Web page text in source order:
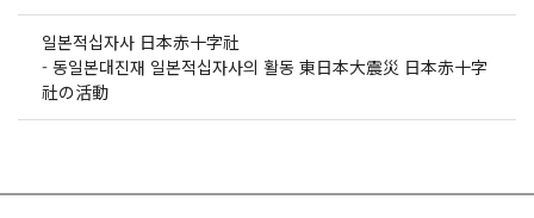
일본적십자사 日本赤十字社
- 동일본대진재 일본적십자사의 활동 東日本大震災 日本赤十字
社の活動